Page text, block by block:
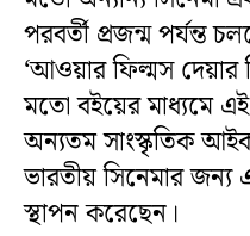
পরবর্তী প্রজন্ম পর্যন্ত
‘আওয়ার ফিল্মস দেয়ার
মতো বইয়ের মাধ্যমে এই
অন্যতম সাংস্কৃতিক
ভারতীয় সিনেমার জন্য
স্থাপন করেছেন।